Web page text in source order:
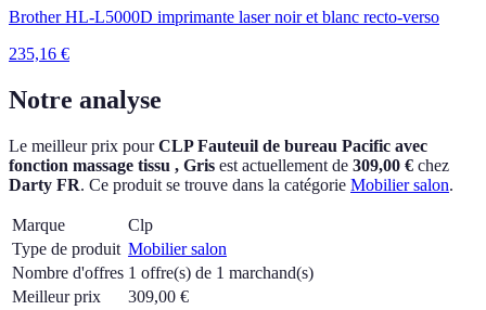
Brother HL-L5000D imprimante laser noir et blanc recto-verso
235,16 €
Notre analyse
Le meilleur prix pourCLP Fauteuil de bureau Pacific avec
fonction massage tissu , Gris est actuellement de 309,00 € chez
Darty FR. Ce produit se trouve dans la catégorie Mobilier salon.
Marque
Clp
Type de produit Mobilier salon
Nombre d'offres 1 offre(s) de 1 marchand(s)
Meilleur prix
309,00 €